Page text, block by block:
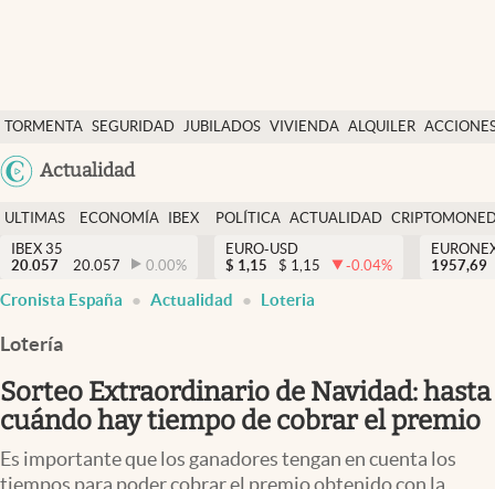
TORMENTA SEGURIDAD JUBILADOS VIVIENDA ALQUILER
USA
Actualidad
Economía y finanzas
Política
Actualidad
Criptomonedas
España
ULTIMAS
NOTICIAS
ECONOMÍA
FINANZAS
IBEX
EURO
POLÍTICA ACTUALIDAD
IBEX 35
20.057
20.057 0.00%
EURO-USD
$ 1,15 $ 1,15 -0.04%
1957,69
Cronista España Actualidad Loteria
Lotería
Sorteo Extraordinario de Navidad: hasta
cuándo hay tiempo de cobrar el premio
Es importante que los ganadores tengan en cuenta los
tiempos para poder cobrar el premio obtenido con la